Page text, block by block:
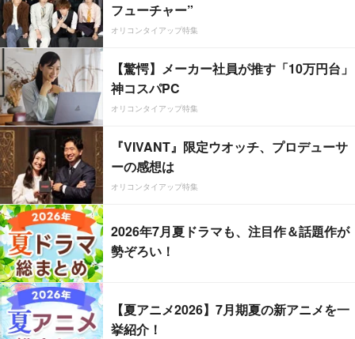
フューチャー”
オリコンタイアップ特集
【驚愕】メーカー社員が推す「10万円台」
神コスパPC
オリコンタイアップ特集
『VIVANT』限定ウオッチ、プロデューサ
ーの感想は
オリコンタイアップ特集
2026年7月夏ドラマも、注目作＆話題作が
勢ぞろい！
【夏アニメ2026】7月期夏の新アニメを一
挙紹介！